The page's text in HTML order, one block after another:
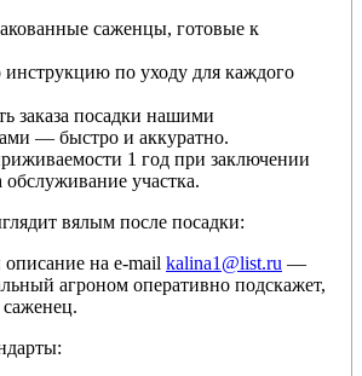
саженцы, готовые к
по уходу для каждого
заказа посадки нашими
— быстро и аккуратно.
1 год при заключении
обслуживание участка.
вялым после посадки:
на e-mail kalina1@list.ru —
агроном оперативно подскажет,
саженец.